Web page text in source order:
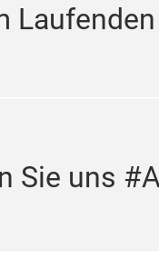
Sie uns